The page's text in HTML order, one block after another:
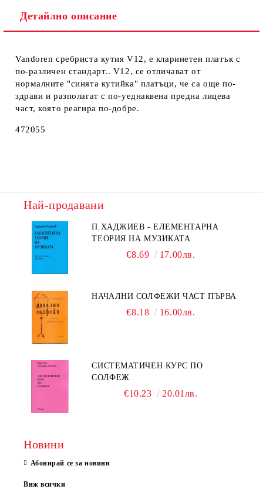
Детайлно описание
Vandoren сребриста кутия V12, e кларинетен платък с
по-различен стандарт.. V12, се отличават от
нормалните "синята кутийка" платъци, че са още по-
здрави и разполагат с по-уеднаквена предна лицева
част, която реагира по-добре.
472055
Най-продавани
П.ХАДЖИЕВ - ЕЛЕМЕНТАРНА
ТЕОРИЯ НА МУЗИКАТА
€8.69 17.00лв.
НАЧАЛНИ СОЛФЕЖИ ЧАСТ ПЪРВА
€8.18 16.00лв.
СИСТЕМАТИЧЕН КУРС ПО
СОЛФЕЖ
€10.23 20.01лв.
Новини
Абонирай се за новини
Виж всички